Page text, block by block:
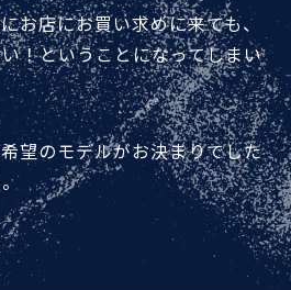
お店にお買い求めに来ても、
！ということになってしまい
望のモデルがお決まりでした